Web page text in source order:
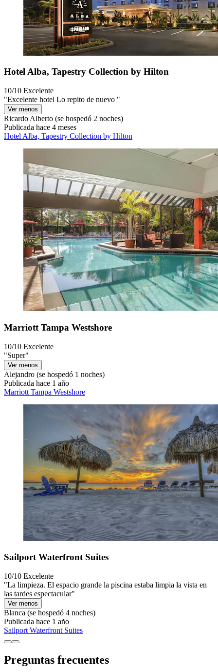
Hotel Alba, Tapestry Collection by Hilton
10/10 Excelente
"Excelente hotel Lo repito de nuevo "
Ver menos
Ricardo Alberto (se hospedó 2 noches)
Publicada hace 4 meses
Hotel Alba, Tapestry Collection by Hilton
Marriott Tampa Westshore
10/10 Excelente
"Super"
Ver menos
Alejandro (se hospedó 1 noches)
Publicada hace 1 año
Marriott Tampa Westshore
Sailport Waterfront Suites
10/10 Excelente
"La limpieza. El espacio grande la piscina estaba limpia la vista en
las tardes espectacular"
Ver menos
Blanca (se hospedó 4 noches)
Publicada hace 1 año
Sailport Waterfront Suites
Preguntas frecuentes